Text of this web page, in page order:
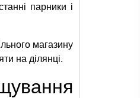
парники і
магазину
на ділянці.